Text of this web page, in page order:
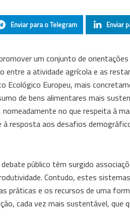
Enviar para o Telegram Enviar
um conjunto de
entre a atividade agrícola e as
Ecológico Europeu, mais
de bens alimentares mais
no que respeita à
resposta aos desafios
público têm surgido
Contudo, estes
práticas e os recursos de uma
cada vez mais sustentável, que